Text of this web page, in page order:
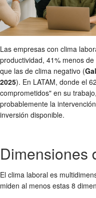
Las empresas con clima
productividad, 41% menos
que las de clima negativo (
2025). En LATAM, donde el
comprometidos" en su
probablemente la
inversión disponible.
Dimensiones
El clima laboral es
miden al menos estas 8